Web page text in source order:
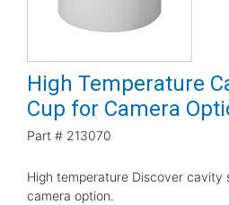
High Temperature
Cup for Camera
Part # 213070
High temperature Discover cavity
camera option.